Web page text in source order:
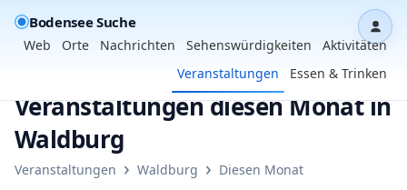
Bodensee Suche
Web Orte Nachrichten Sehenswürdigkeiten
Aktivitäten
Veranstaltungen
Essen & Trinken
Veranstaltungen diesen Monat in
Waldburg
Veranstaltungen › Waldburg › Diesen Monat